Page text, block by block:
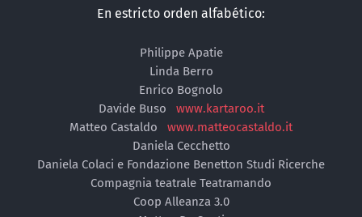
En estricto orden alfabético:
Philippe Apatie
Linda Berro
Enrico Bognolo
Davide Buso www.kartaroo.it
Matteo Castaldo www.matteocastaldo.it
Daniela Cecchetto
Daniela Colaci e Fondazione Benetton Studi Ricerche
Compagnia teatrale Teatramando
Coop Alleanza 3.0